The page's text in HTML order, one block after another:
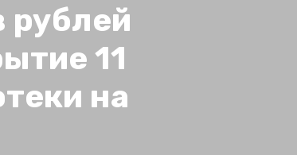
рублей
11
на